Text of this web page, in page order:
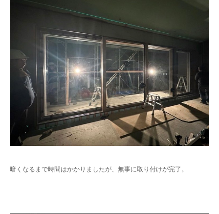
暗くなるまで時間はかかりましたが、無事に取り付けが完了。